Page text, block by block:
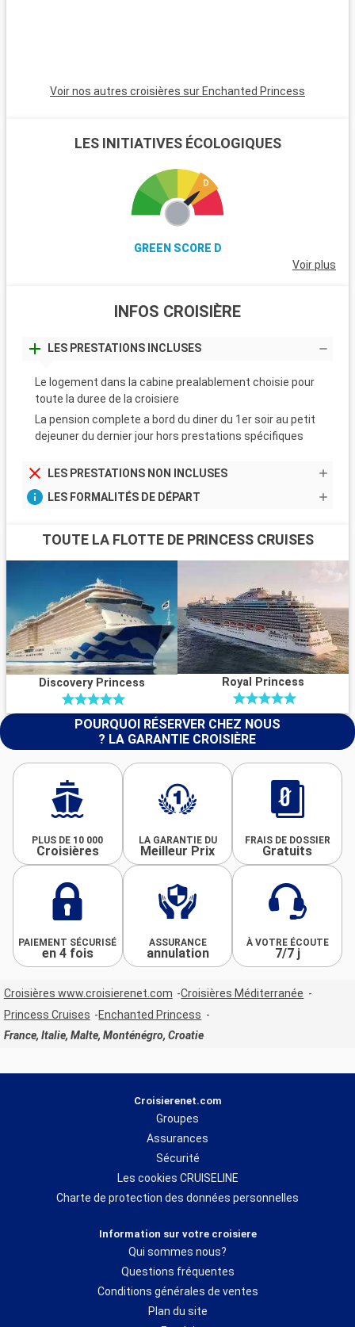
Voir nos autres croisières sur Enchanted Princess
LES INITIATIVES ÉCOLOGIQUES
GREEN SCORE D
Voir plus
INFOS CROISIÈRE
LES PRESTATIONS INCLUSES
Le logement dans la cabine prealablement choisie pour
toute la duree de la croisiere
La pension complete a bord du diner du 1er soir au petit
dejeuner du dernier jour hors prestations spécifiques
LES PRESTATIONS NON INCLUSES
LES FORMALITÉS DE DÉPART
TOUTE LA FLOTTE DE PRINCESS CRUISES
Discovery Princess Royal Princess
POURQUOI RÉSERVER CHEZ NOUS
? LA GARANTIE CROISIÈRE
PLUS DE 10 000
Croisières
LA GARANTIE DU
Meilleur Prix
FRAIS DE DOSSIER
Gratuits
PAIEMENT SÉCURISÉ
en 4 fois
ASSURANCE
annulation
À VOTRE ÉCOUTE
7/7 j
Croisières www.croisierenet.com
Croisières Méditerranée
Princess Cruises
Enchanted Princess
France, Italie, Malte, Monténégro, Croatie
Croisierenet.com
Groupes
Assurances
Sécurité
Les cookies CRUISELINE
Charte de protection des données personnelles
Information sur votre croisiere
Qui sommes nous?
Questions fréquentes
Conditions générales de ventes
Plan du site